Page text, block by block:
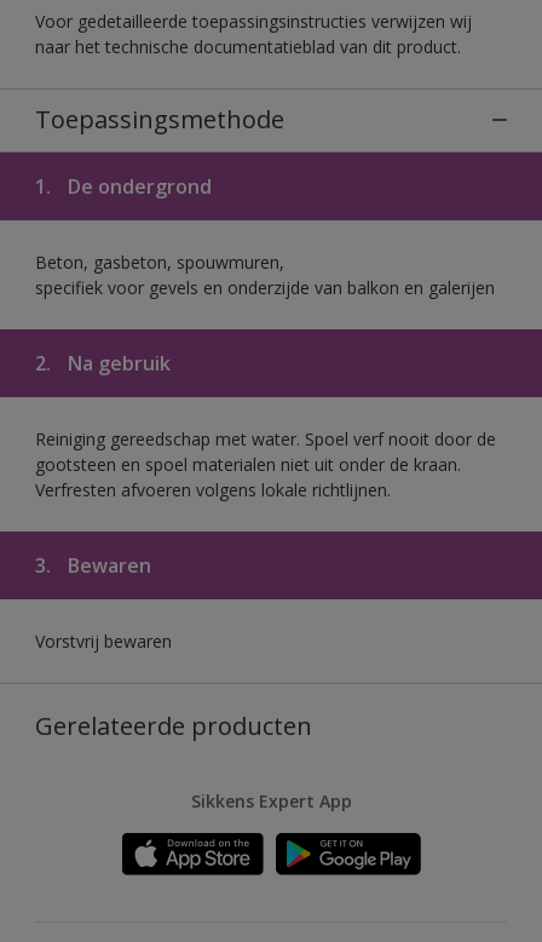
Voor gedetailleerde toepassingsinstructies verwijzen wij
naar het technische documentatieblad van dit product.
Toepassingsmethode
1. De ondergrond
Beton, gasbeton, spouwmuren,
specifiek voor gevels en onderzijde van balkon en galerijen
2. Na gebruik
Reiniging gereedschap met water. Spoel verf nooit door de
gootsteen en spoel materialen niet uit onder de kraan.
Verfresten afvoeren volgens lokale richtlijnen.
3. Bewaren
Vorstvrij bewaren
Gerelateerde producten
Sikkens Expert App